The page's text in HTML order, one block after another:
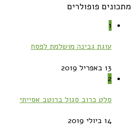
מתכונים פופולרים
1
עוגת גבינה מושלמת לפסח
13 באפריל 2019
2
סלט כרוב סגול ברוטב אסייתי
14 ביולי 2019